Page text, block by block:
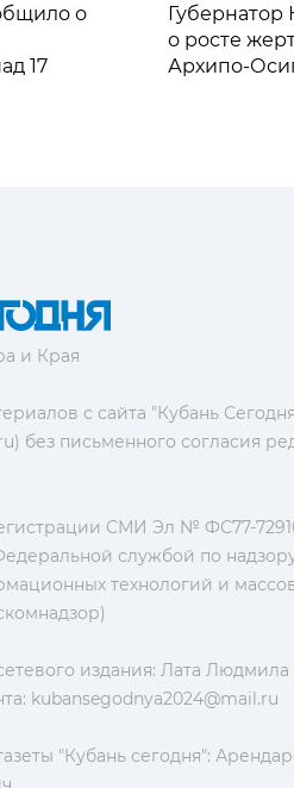
о
17
о росте
Архипо-
и Края
с сайта "Кубань
без письменного согласия
СМИ Эл № ФС77-
службой по
технологий и
издания: Лата Людмила
kubansegodnya2024@mail.ru
"Кубань сегодня":